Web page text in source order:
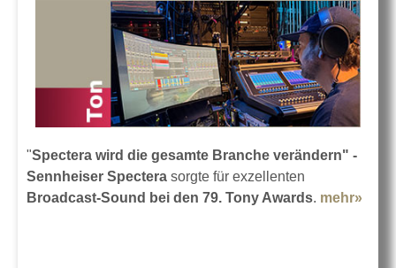
"Spectera wird die gesamte Branche verändern" -
Sennheiser Spectera sorgte für exzellenten
Broadcast-Sound bei den 79. Tony Awards. mehr»